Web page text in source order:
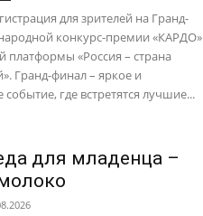
для зрителей на Гранд-
конкурс-премии «КАРДО»
платформы «Россия – страна
Гранд-финал – яркое и
где встретятся лучшие...
для младенца –